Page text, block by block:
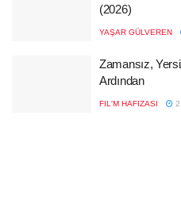
(2026)
YAŞAR GÜLVEREN
Zamansız,
Ardından
FIL'M HAFIZASI